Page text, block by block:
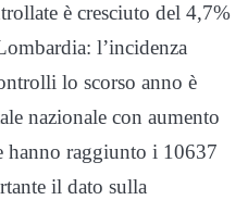
è cresciuto del 4,7%
l’incidenza
lo scorso anno è
nazionale con aumento
hanno raggiunto i 10637
il dato sulla